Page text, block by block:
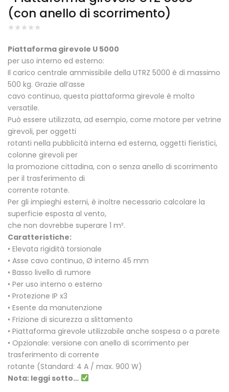
(con anello di scorrimento)
Piattaforma girevole U 5000
per uso interno ed esterno:
Il carico centrale ammissibile della UTRZ 5000 è di massimo
500 kg. Grazie all’asse
cavo continuo, questa piattaforma girevole è molto
versatile.
Può essere utilizzata, ad esempio, come motore per vetrine
girevoli, per oggetti
rotanti nella pubblicità interna ed esterna, oggetti fieristici,
colonne girevoli per
la promozione cittadina, con o senza anello di scorrimento
per il trasferimento di
corrente rotante.
Per gli impieghi esterni, è inoltre necessario calcolare la
superficie esposta al vento,
che non dovrebbe superare 1 m².
Caratteristiche:
• Elevata rigidità torsionale
• Asse cavo continuo, Ø interno 45 mm
• Basso livello di rumore
• Per uso interno o esterno
• Protezione IP x3
• Esente da manutenzione
• Frizione di sicurezza a slittamento
• Piattaforma girevole utilizzabile anche sospesa o a parete
• Opzionale: versione con anello di scorrimento per
trasferimento di corrente
rotante (Standard: 4 A / max. 900 W)
Nota: leggi sotto…